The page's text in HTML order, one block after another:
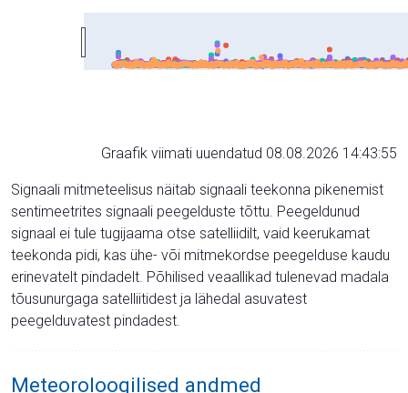
Graafik viimati uuendatud 08.08.2026 14:43:55
Signaali mitmeteelisus näitab signaali teekonna pikenemist
sentimeetrites signaali peegelduste tõttu. Peegeldunud
signaal ei tule tugijaama otse satelliidilt, vaid keerukamat
teekonda pidi, kas ühe- või mitmekordse peegelduse kaudu
erinevatelt pindadelt. Põhilised veaallikad tulenevad madala
tõusunurgaga satelliitidest ja lähedal asuvatest
peegelduvatest pindadest.
Meteoroloogilised andmed